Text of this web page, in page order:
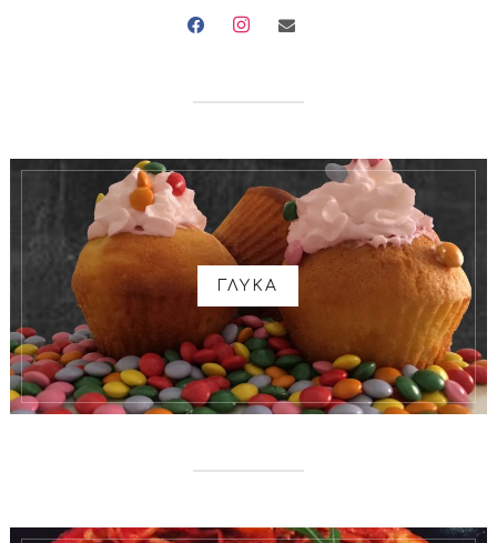
facebookinstagramenvelope
ΓΛΥΚΑ